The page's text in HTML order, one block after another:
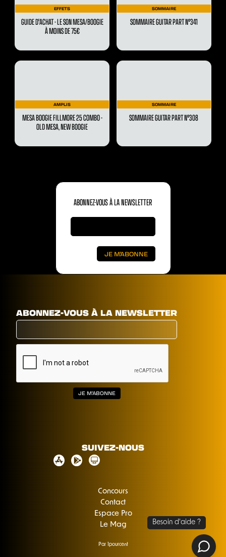
EFFETS
GUIDE D'ACHAT - LE SON MESA/BOOGIE
À MOINS DE 75€
SOMMAIRE
SOMMAIRE GUITAR PART N°341
AMPLIS
MESA BOOGIE FILLMORE 25 COMBO -
OLD MESA, NEW BOOGIE
SOMMAIRE
SOMMAIRE GUITAR PART N°308
ABONNEZ-VOUS À LA NEWSLETTER
ABONNEZ-VOUS À LA NEWSLETTER
SUIVEZ-NOUS
Concours
Contact
Espace Pro
Le Mag
Par 1pourcent